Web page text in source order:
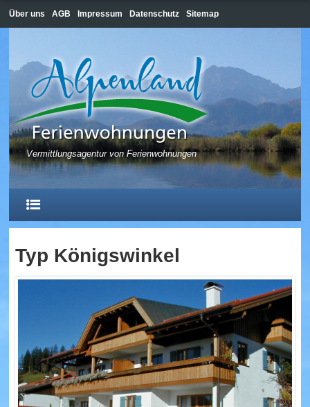
Über uns AGB Impressum Datenschutz Sitemap
Vermittlungsagentur von Ferienwohnungen
HOME
Wohnungen in Hopfen am See (Übersicht)
FÜSSEN
Wohnungen in Füssen (Übersicht)
Typ Königswinkel